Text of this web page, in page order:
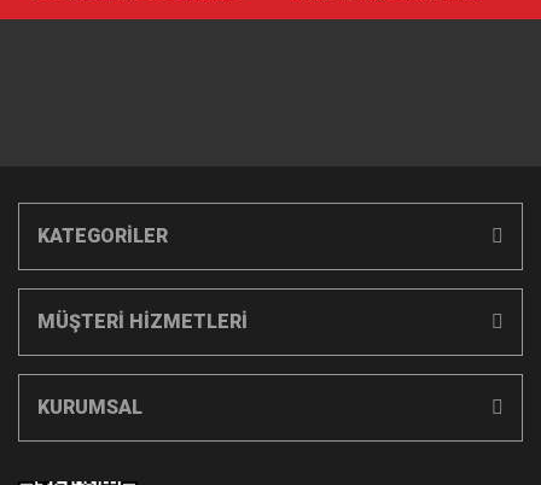
KATEGORİLER
MÜŞTERİ HİZMETLERİ
KURUMSAL